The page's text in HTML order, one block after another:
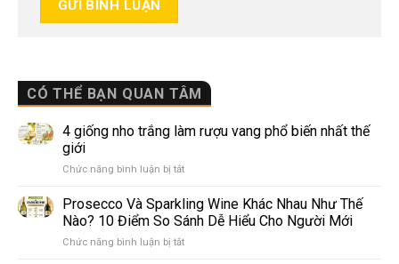
CÓ THỂ BẠN QUAN TÂM
4 giống nho trắng làm rượu vang phổ biến nhất thế
giới
Chức năng bình luận bị tắtở
giống
nho
trắng
làm
Prosecco Và Sparkling Wine Khác Nhau Như Thế
Nào? 10 Điểm So Sánh Dễ Hiểu Cho Người Mới
Chức năng bình luận bị tắtở